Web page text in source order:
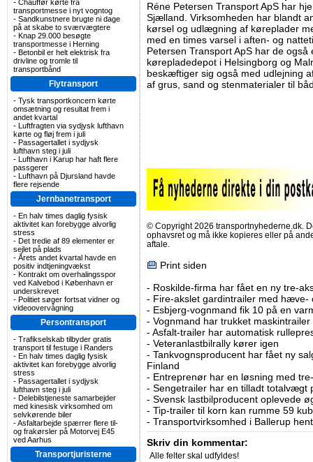
- Chauffør kørte fra
transportmesse i nyt vogntog
- Sandkunstnere brugte ni dage
på at skabe to sværvægtere
- Knap 29.000 besøgte
transportmesse i Herning
- Betonbil er helt elektrisk fra
drivline og tromle til
transportbånd
Flytransport
- Tysk transportkoncern kørte
omsætning og resultat frem i
andet kvartal
- Luftfragten via sydjysk lufthavn
kørte og fløj frem i juli
- Passagertallet i sydjysk
lufthavn steg i juli
- Lufthavn i Karup har haft flere
passgerer
- Lufthavn på Djursland havde
flere rejsende
Jernbanetransport
- En halv times daglig fysisk
aktivitet kan forebygge alvorlig
stress
- Det tredie af 89 elementer er
sejlet på plads
- Årets andet kvartal havde en
positiv indtjeningvækst
- Kontrakt om overhalingsspor
ved Kalvebod i København er
underskrevet
- Politiet søger fortsat vidner og
videoovervågning
Persontransport
- Trafikselskab tilbyder gratis
transport til festuge i Randers
- En halv times daglig fysisk
aktivitet kan forebygge alvorlig
stress
- Passagertallet i sydjysk
lufthavn steg i juli
- Delebilstjeneste samarbejder
med kinesisk virksomhed om
selvkørende biler
-Asfaltarbejde spærrer flere til-
og frakørsler på Motorvej E45
ved Aarhus
Transportjuristerne
Réne Petersen Transport ApS har
Sjælland. Virksomheden har blandt
kørsel og udlægning af køreplader
med en times varsel i aften- og
Petersen Transport ApS har de
kørepladedepot i Helsingborg og
beskæftiger sig også med udlejning
af grus, sand og stenmaterialer til
© Copyright 2026 transportnyhederne.dk.
ophavsret og må ikke kopieres eller på
aftale.
Print siden
- Roskilde-firma har fået en ny tre-
- Fire-akslet gardintrailer med hæve-
- Esbjerg-vognmand fik 10 på en
- Vognmand har trukket
- Asfalt-trailer har automatisk
- Veteranlastbilrally kører igen
- Tankvognsproducent har fået ny
Finland
- Entreprenør har en løsning med
- Sengetrailer har en tilladt totalvægt
- Svensk lastbilproducent oplevede
- Tip-trailer til korn kan rumme 59
- Transportvirksomhed i Ballerup
Skriv din kommentar:
Alle felter skal udfyldes!